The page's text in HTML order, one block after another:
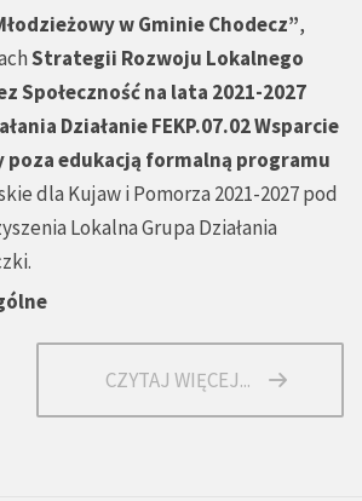
w Gminie Chodecz”,
Strategii Rozwoju Lokalnego
Społeczność na lata 2021-2027
Działanie FEKP.07.02 Wsparcie
poza edukacją formalną programu
dla Kujaw i Pomorza 2021-2027 pod
Lokalna Grupa Działania
CZYTAJ WIĘCEJ...